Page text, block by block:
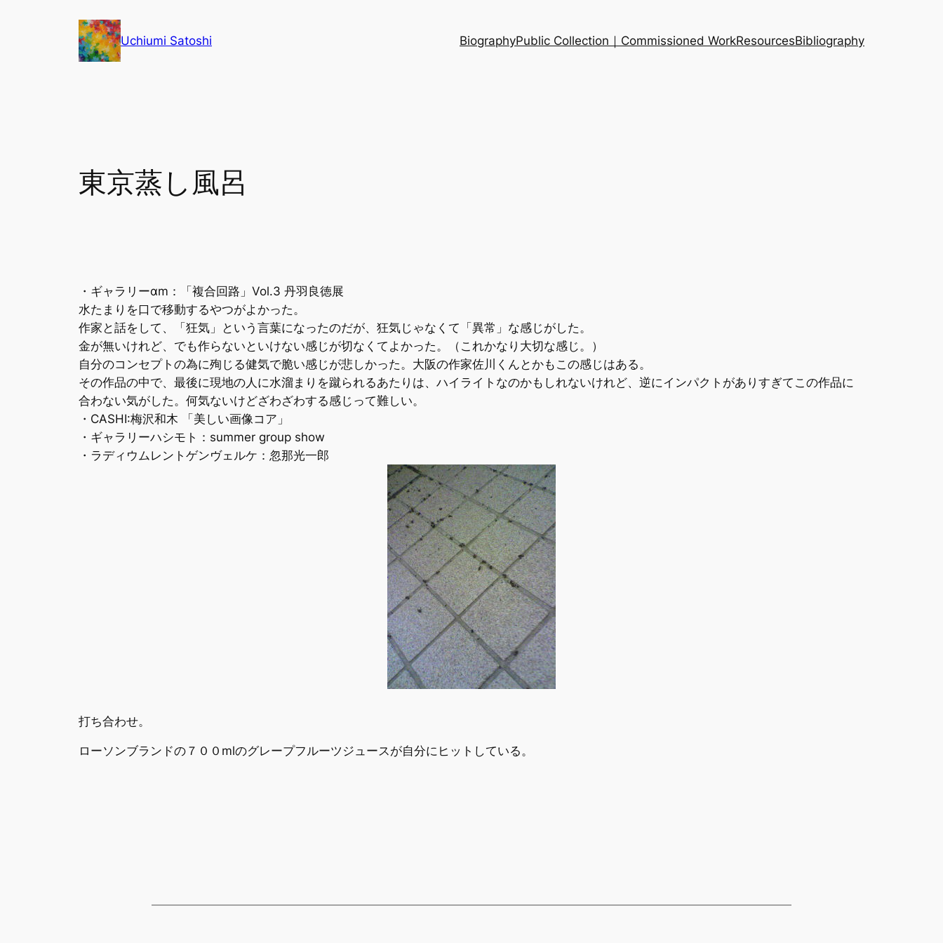
Uchiumi Satoshi BiographyPublic Collection｜Commissioned WorkResourcesBibliography
東京蒸し風呂
・ギャラリーαm：「複合回路」Vol.3 丹羽良徳展
水たまりを口で移動するやつがよかった。
作家と話をして、「狂気」という言葉になったのだが、狂気じゃなくて「異常」な感じがした。
金が無いけれど、でも作らないといけない感じが切なくてよかった。（これかなり大切な感じ。）
自分のコンセプトの為に殉じる健気で脆い感じが悲しかった。大阪の作家佐川くんとかもこの感じはある。
その作品の中で、最後に現地の人に水溜まりを蹴られるあたりは、ハイライトなのかもしれないけれど、逆にインパクトがありすぎてこの作品に
合わない気がした。何気ないけどざわざわする感じって難しい。
・CASHI:梅沢和木 「美しい画像コア」
・ギャラリーハシモト：summer group show
・ラディウムレントゲンヴェルケ：忽那光一郎
打ち合わせ。
ローソンブランドの７００mlのグレープフルーツジュースが自分にヒットしている。